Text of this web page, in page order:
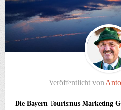
Veröffentlicht von
Die Bayern Tourismus Marketing